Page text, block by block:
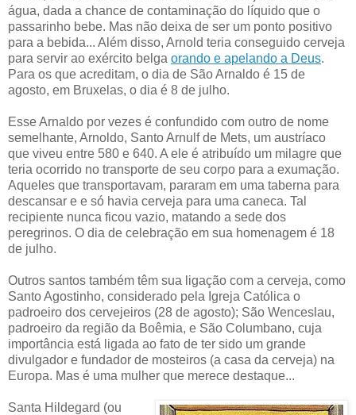
água, dada a chance de contaminação do líquido que o
passarinho bebe. Mas não deixa de ser um ponto positivo
para a bebida... Além disso, Arnold teria conseguido cerveja
para servir ao exército belga orando e apelando a Deus.
Para os que acreditam, o dia de São Arnaldo é 15 de
agosto, em Bruxelas, o dia é 8 de julho.
Esse Arnaldo por vezes é confundido com outro de nome
semelhante, Arnoldo, Santo Arnulf de Mets, um austríaco
que viveu entre 580 e 640. A ele é atribuído um milagre que
teria ocorrido no transporte de seu corpo para a exumação.
Aqueles que transportavam, pararam em uma taberna para
descansar e e só havia cerveja para uma caneca. Tal
recipiente nunca ficou vazio, matando a sede dos
peregrinos. O dia de celebração em sua homenagem é 18
de julho.
Outros santos também têm sua ligação com a cerveja, como
Santo Agostinho, considerado pela Igreja Católica o
padroeiro dos cervejeiros (28 de agosto); São Wenceslau,
padroeiro da região da Boêmia, e São Columbano, cuja
importância está ligada ao fato de ter sido um grande
divulgador e fundador de mosteiros (a casa da cerveja) na
Europa. Mas é uma mulher que merece destaque...
Santa Hildegard (ou